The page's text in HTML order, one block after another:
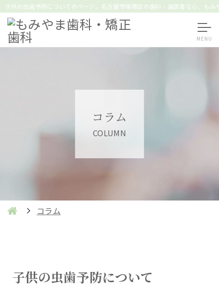
子供の虫歯予防についてのページ。名古屋市瑞穂区の歯科・歯医者なら、もみ
コラム
COLUMN
コラム
子供の虫歯予防について